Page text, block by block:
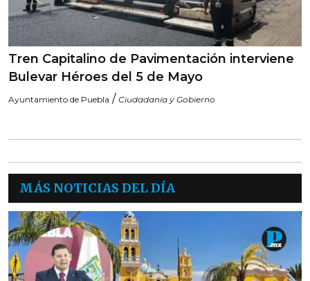
Tren Capitalino de Pavimentación interviene
Bulevar Héroes del 5 de Mayo
Ayuntamiento de Puebla / Ciudadanía y Gobierno
MÁS NOTICIAS DEL DÍA